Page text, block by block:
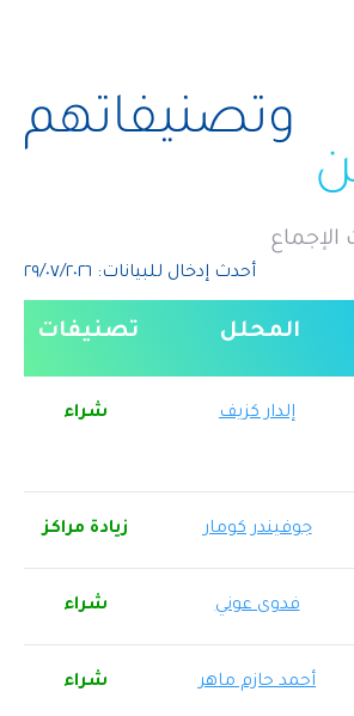
وتصنيفاتهم
الإجماع